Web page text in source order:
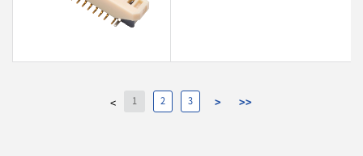
< 1 2 3 > >>